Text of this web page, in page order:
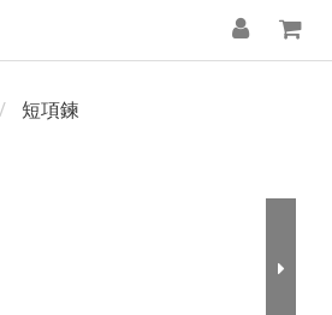
短項鍊